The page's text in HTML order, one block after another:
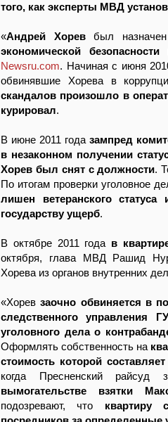
того, как эксперты МВД
«Андрей Хоревбыл назначен
экономической
Newsru.com. Начиная с июня
обвинявшие Хорева в
скандалов произошло в
курировал.
В июне 2011 года зампред
в незаконном получении
Хорев был снят с должности.
По итогам проверки уголовное
лишен ветеранского
государству ущерб.
В октябре 2011 года в
октября, глава МВД Рашид
Хорева из органов внутренних
«Хоревзаочно обвиняется в
следственного
уголовного дела о
Оформлять собственность на
стоимость которой
когда Пресненский райсуд
вымогательстве взятки
подозревают, что квартиру